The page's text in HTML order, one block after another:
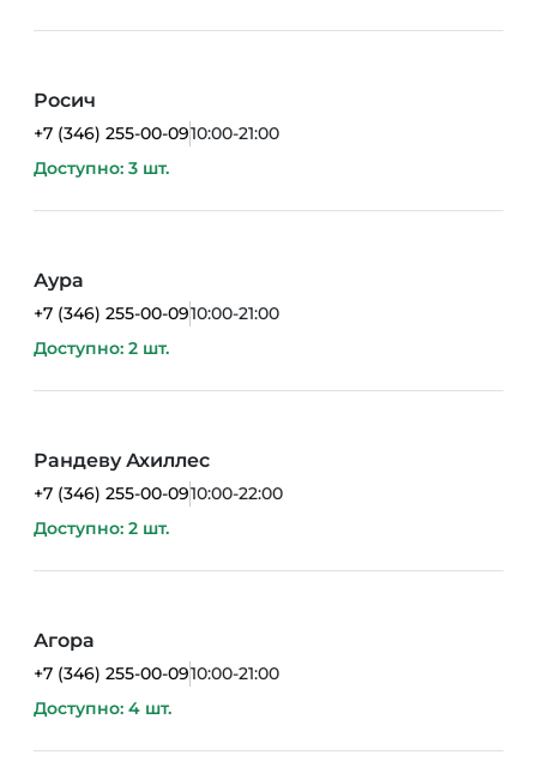
Росич
+7 (346) 255-00-0910:00-21:00
Доступно: 3 шт.
Аура
+7 (346) 255-00-0910:00-21:00
Доступно: 2 шт.
Рандеву Ахиллес
+7 (346) 255-00-0910:00-22:00
Доступно: 2 шт.
Агора
+7 (346) 255-00-0910:00-21:00
Доступно: 4 шт.